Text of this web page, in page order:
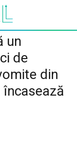
un
de
din